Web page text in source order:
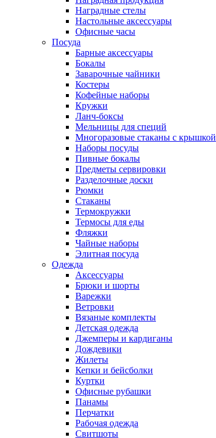
Наградные стелы
Настольные аксессуары
Офисные часы
Посуда
Барные аксессуары
Бокалы
Заварочные чайники
Костеры
Кофейные наборы
Кружки
Ланч-боксы
Мельницы для специй
Многоразовые стаканы с крышкой
Наборы посуды
Пивные бокалы
Предметы сервировки
Разделочные доски
Рюмки
Стаканы
Термокружки
Термосы для еды
Фляжки
Чайные наборы
Элитная посуда
Одежда
Аксессуары
Брюки и шорты
Варежки
Ветровки
Вязаные комплекты
Детская одежда
Джемперы и кардиганы
Дождевики
Жилеты
Кепки и бейсболки
Куртки
Офисные рубашки
Панамы
Перчатки
Рабочая одежда
Свитшоты